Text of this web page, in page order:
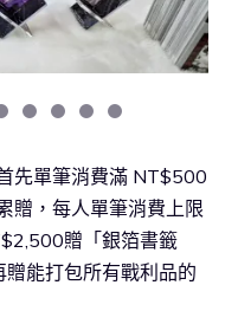
先單筆消費滿 NT$500
贈，每人單筆消費上限
贈「銀箔書籤
能打包所有戰利品的